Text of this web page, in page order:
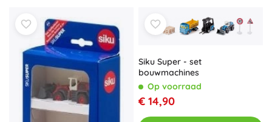
Siku Super - set
bouwmachines
Op voorraad
€ 14,90